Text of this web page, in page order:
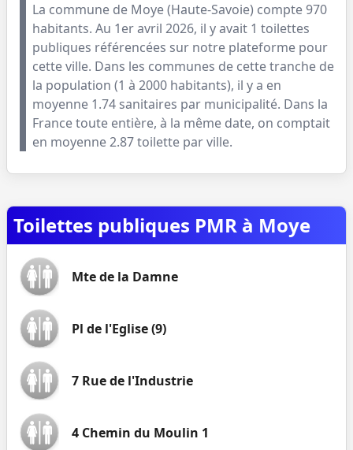
La commune de Moye(Haute-Savoie) compte970
habitants. Au 1er avril 2026, il y avait 1 toilettes
publiques référencées sur notre plateforme pour
cette ville. Dans les communes de cette tranche de
la population (1 à 2000 habitants), il y a en
moyenne 1.74 sanitaires par municipalité. Dans la
France toute entière, à la même date, on comptait
en moyenne2.87toilette par ville.
Toilettes publiques PMR à Moye
Mte de la Damne
Pl de l'Eglise (9)
7 Rue de l'Industrie
4 Chemin du Moulin 1